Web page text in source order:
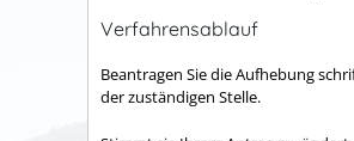
Verfahrensablauf
Beantragen Sie die Aufhebung
der zuständigen Stelle.